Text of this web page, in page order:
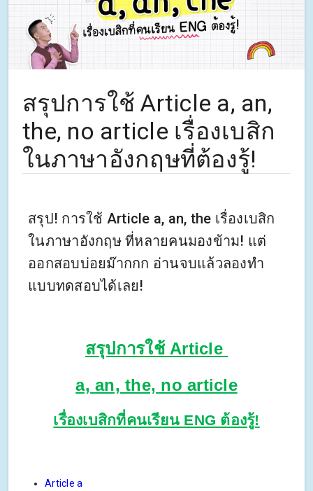
สรุปการใช้ Article a, an,
the, no article เรื่องเบสิก
ในภาษาอังกฤษที่ต้องรู้!
สรุป! การใช้ Article a, an, the เรื่องเบสิก
ในภาษาอังกฤษ ที่หลายคนมองข้าม! แต่
ออกสอบบ่อยม๊ากกก อ่านจบแล้วลองทำ
แบบทดสอบได้เลย!
สรุปการใช้ Article
a, an, the, no article
เรื่องเบสิกที่คนเรียน ENG ต้องรู้!
Article a